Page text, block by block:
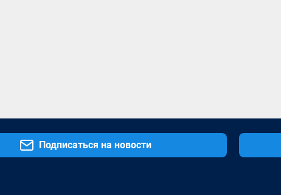
Подписаться на новости